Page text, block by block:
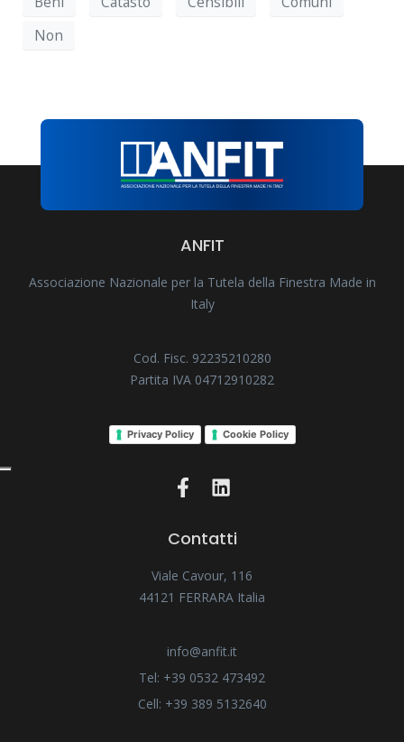
Non
ANFIT
Associazione Nazionale per la Tutela della Finestra Made in
Italy
Cod. Fisc. 92235210280
Partita IVA 04712910282
Privacy Policy Cookie Policy
Contatti
Viale Cavour, 116
44121 FERRARA Italia
info@anfit.it
Tel: +39 0532 473492
Cell: +39 389 5132640